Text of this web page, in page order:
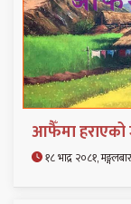
आफैँमा हराएको
१८ भाद्र २०८१, मङ्गलबार